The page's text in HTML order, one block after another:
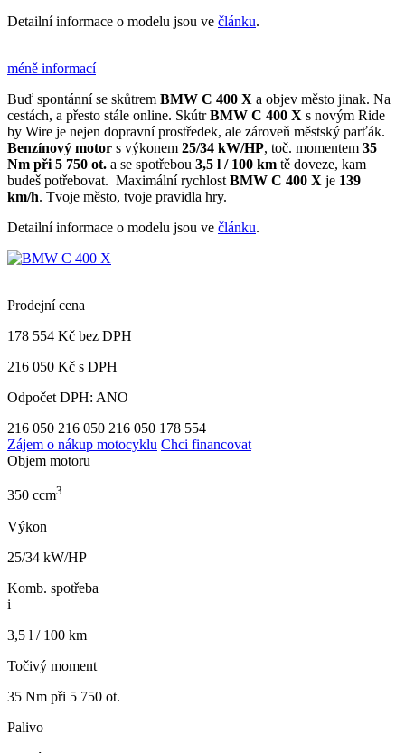
Detailní informace o modelu jsou ve článku.
méně informací
Buď spontánní se skůtrem BMW C 400 X a objev město jinak. Na
cestách, a přesto stále online. SkútrBMW C 400 X s novým Ride
by Wire je nejen dopravní prostředek, ale zároveň městský parťák.
Benzínový motor s výkonem 25/34 kW/HP, toč. momentem 35
Nm při 5 750 ot. a se spotřebou 3,5 l / 100 km tě doveze, kam
budeš potřebovat. Maximální rychlost BMW C 400 X je 139
km/h. Tvoje město, tvoje pravidla hry.
Detailní informace o modelu jsou ve článku.
Prodejní cena
178 554 Kč bez DPH
216 050 Kč s DPH
Odpočet DPH: ANO
216 050 216 050 216 050 178 554
Zájem o nákup motocyklu Chci financovat
Objem motoru
350 ccm3
Výkon
25/34 kW/HP
Komb. spotřeba
i
3,5 l / 100 km
Točivý moment
35 Nm při 5 750 ot.
Palivo